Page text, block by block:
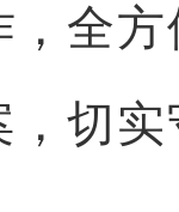
全
切